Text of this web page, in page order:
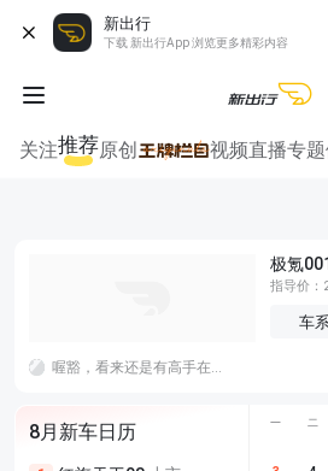
新出行
下载 新出行App 浏览更多精彩内容
关注推荐原创 视频直播专题
极氪001
指导价：
车
喔豁，看来还是有高手在民间的，这个隐藏可以给到满分，不过听说线还是要走到手扶箱插usb，太难了太难了
8月新车日历 一 二